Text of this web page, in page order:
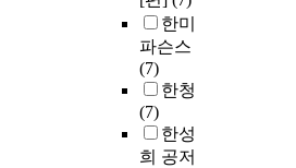
한미
파슨스
(7)
한청
(7)
한성
희 공저